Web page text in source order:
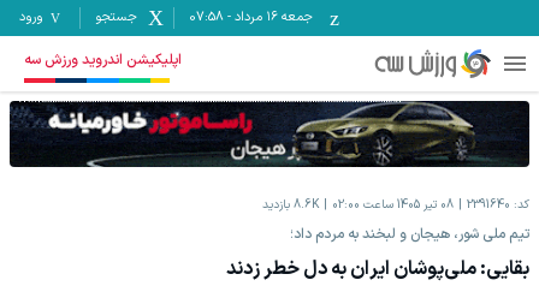
جمعه ۱۶ مرداد -
07:58 جستجو ورود
اپلیکیشن اندروید ورزش سه
کد: 2391640 08 تیر 1405 ساعت 02:00 8.6K بازدید
تیم ملی شور، هیجان و لبخند به مردم داد؛
بقایی: ملی‌پوشان ایران به دل خطر زدند